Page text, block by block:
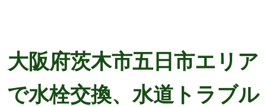
大阪府茨木市五日市エリア
で水栓交換、水道トラブル